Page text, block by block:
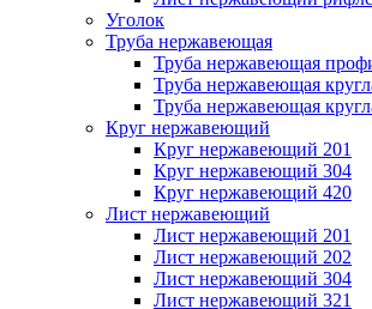
Уголок
Труба нержавеющая
Труба нержавеющая
Труба нержавеющая
Труба нержавеющая
Круг нержавеющий
Круг нержавеющий 201
Круг нержавеющий 304
Круг нержавеющий 420
Лист нержавеющий
Лист нержавеющий 201
Лист нержавеющий 202
Лист нержавеющий 304
Лист нержавеющий 321